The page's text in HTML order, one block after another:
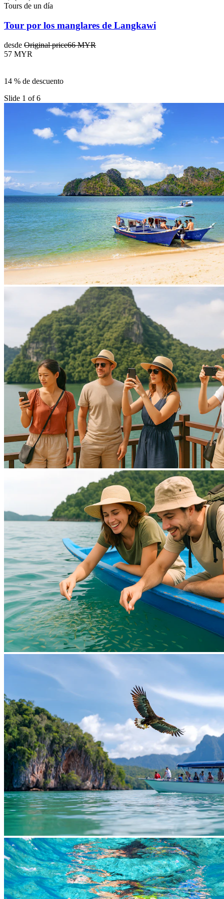
Tours de un día
Tour por los manglares de Langkawi
desde Original price66 MYR
57 MYR
14 % de descuento
Slide 1 of 6